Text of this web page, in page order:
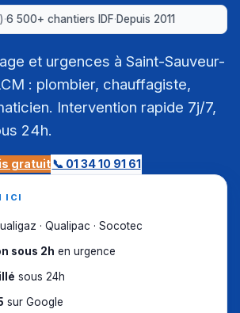
)·6 500+ chantiers IDF·Depuis 2011
et urgences à Saint-Sauveur-
: plombier, chauffagiste,
Intervention rapide 7j/7,
24h.
gratuit📞 01 34 10 91 61
ICI
· Qualipac · Socotec
sous 2h en urgence
sous 24h
sur Google